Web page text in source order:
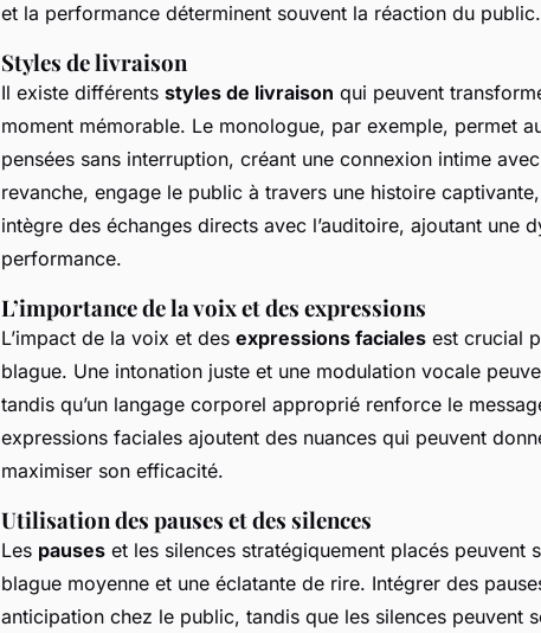
et la performance déterminent souvent la réaction du public.
Styles de livraison
Il existe différents styles de livraison qui peuvent
moment mémorable. Le monologue, par exemple, permet
pensées sans interruption, créant une connexion intime
revanche, engage le public à travers une histoire
intègre des échanges directs avec l’auditoire, ajoutant une
performance.
L’importance de la voix et des expressions
L’impact de la voix et des expressions faciales est crucial
blague. Une intonation juste et une modulation vocale
tandis qu’un langage corporel approprié renforce le
expressions faciales ajoutent des nuances qui peuvent
maximiser son efficacité.
Utilisation des pauses et des silences
Les pauses et les silences stratégiquement placés peuvent
blague moyenne et une éclatante de rire. Intégrer des
anticipation chez le public, tandis que les silences peuvent